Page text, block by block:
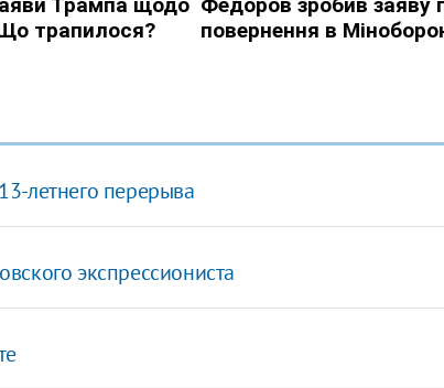
летнего перерыва
экспрессиониста